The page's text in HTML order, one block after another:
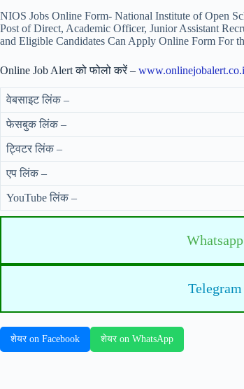
NIOS Jobs Online Form- National Institute of Open
Post of Direct, Academic Officer, Junior Assistant
and Eligible Candidates Can Apply Online Form For
Online Job Alert को फोलो करें –
वेबसाइट लिंक –
फेसबुक लिंक –
ट्विटर लिंक –
एप लिंक –
YouTube लिंक –
शेयर on Facebook शेयर on WhatsApp